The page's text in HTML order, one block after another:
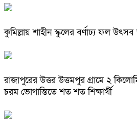
কুমিল্লায় শাহীন স্কুলের বর্ণাঢ্য ফল উৎসব
রাজাপুরের উত্তর উত্তমপুর গ্রামে ২
চরম ভোগান্তিতে শত শত শিক্ষার্থী